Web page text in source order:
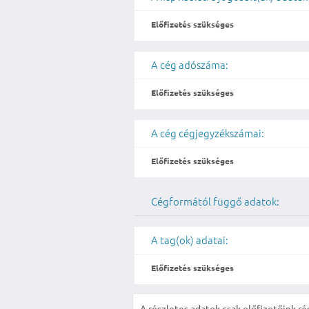
Előfizetés szükséges
A cég adószáma:
Előfizetés szükséges
A cég cégjegyzékszámai:
Előfizetés szükséges
Cégformától függő adatok:
A tag(ok) adatai:
Előfizetés szükséges